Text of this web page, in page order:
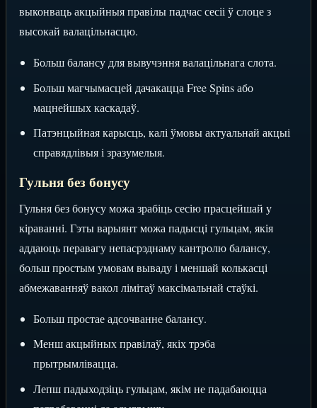
выконваць акцыйныя правілы падчас сесіі ў слоце з
высокай валацільнасцю.
Больш балансу для вывучэння валацільнага слота.
Больш магчымасцей дачакацца Free Spins або
мацнейшых каскадаў.
Патэнцыйная карысць, калі ўмовы актуальнай акцыі
справядлівыя і зразумелыя.
Гульня без бонусу
Гульня без бонусу можа зрабіць сесію прасцейшай у
кіраванні. Гэты варыянт можа падысці гульцам, якія
аддаюць перавагу непасрэднаму кантролю балансу,
больш простым умовам вываду і меншай колькасці
абмежаванняў вакол лімітаў максімальнай стаўкі.
Больш простае адсочванне балансу.
Менш акцыйных правілаў, якіх трэба
прытрымлівацца.
Лепш падыходзіць гульцам, якім не падабаюцца